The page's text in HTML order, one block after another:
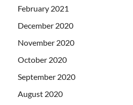
February 2021
December 2020
November 2020
October 2020
September 2020
August 2020